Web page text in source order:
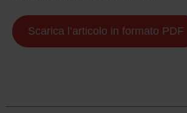
Scarica l’articolo in formato PDF